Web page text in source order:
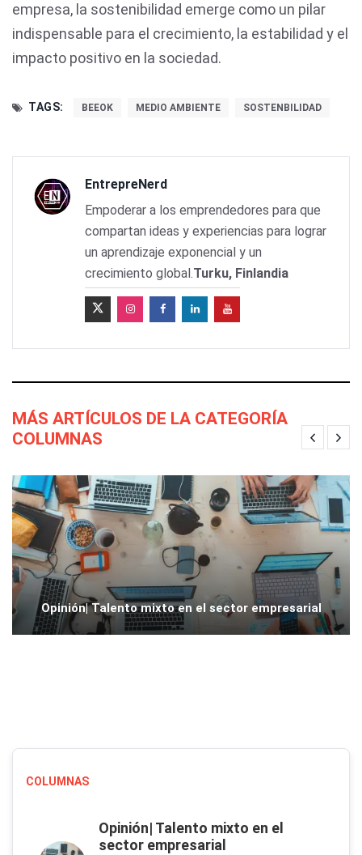
empresa, la sostenibilidad emerge como un pilar
indispensable para el crecimiento, la estabilidad y el
impacto positivo en la sociedad.
TAGS: BEEOK MEDIO AMBIENTE SOSTENBILIDAD
EntrepreNerd
Empoderar a los emprendedores para que
compartan ideas y experiencias para lograr
un aprendizaje exponencial y un
crecimiento global.Turku, Finlandia
MÁS ARTÍCULOS DE LA CATEGORÍA
COLUMNAS
Opinión| Talento mixto en el sector empresarial
COLUMNAS
Opinión| Talento mixto en el
sector empresarial